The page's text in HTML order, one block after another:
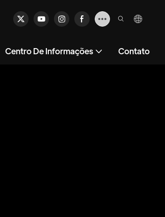
Centro De Informações Contato